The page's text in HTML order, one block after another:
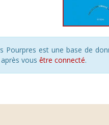
Pourpres est une base de
vous être connecté.